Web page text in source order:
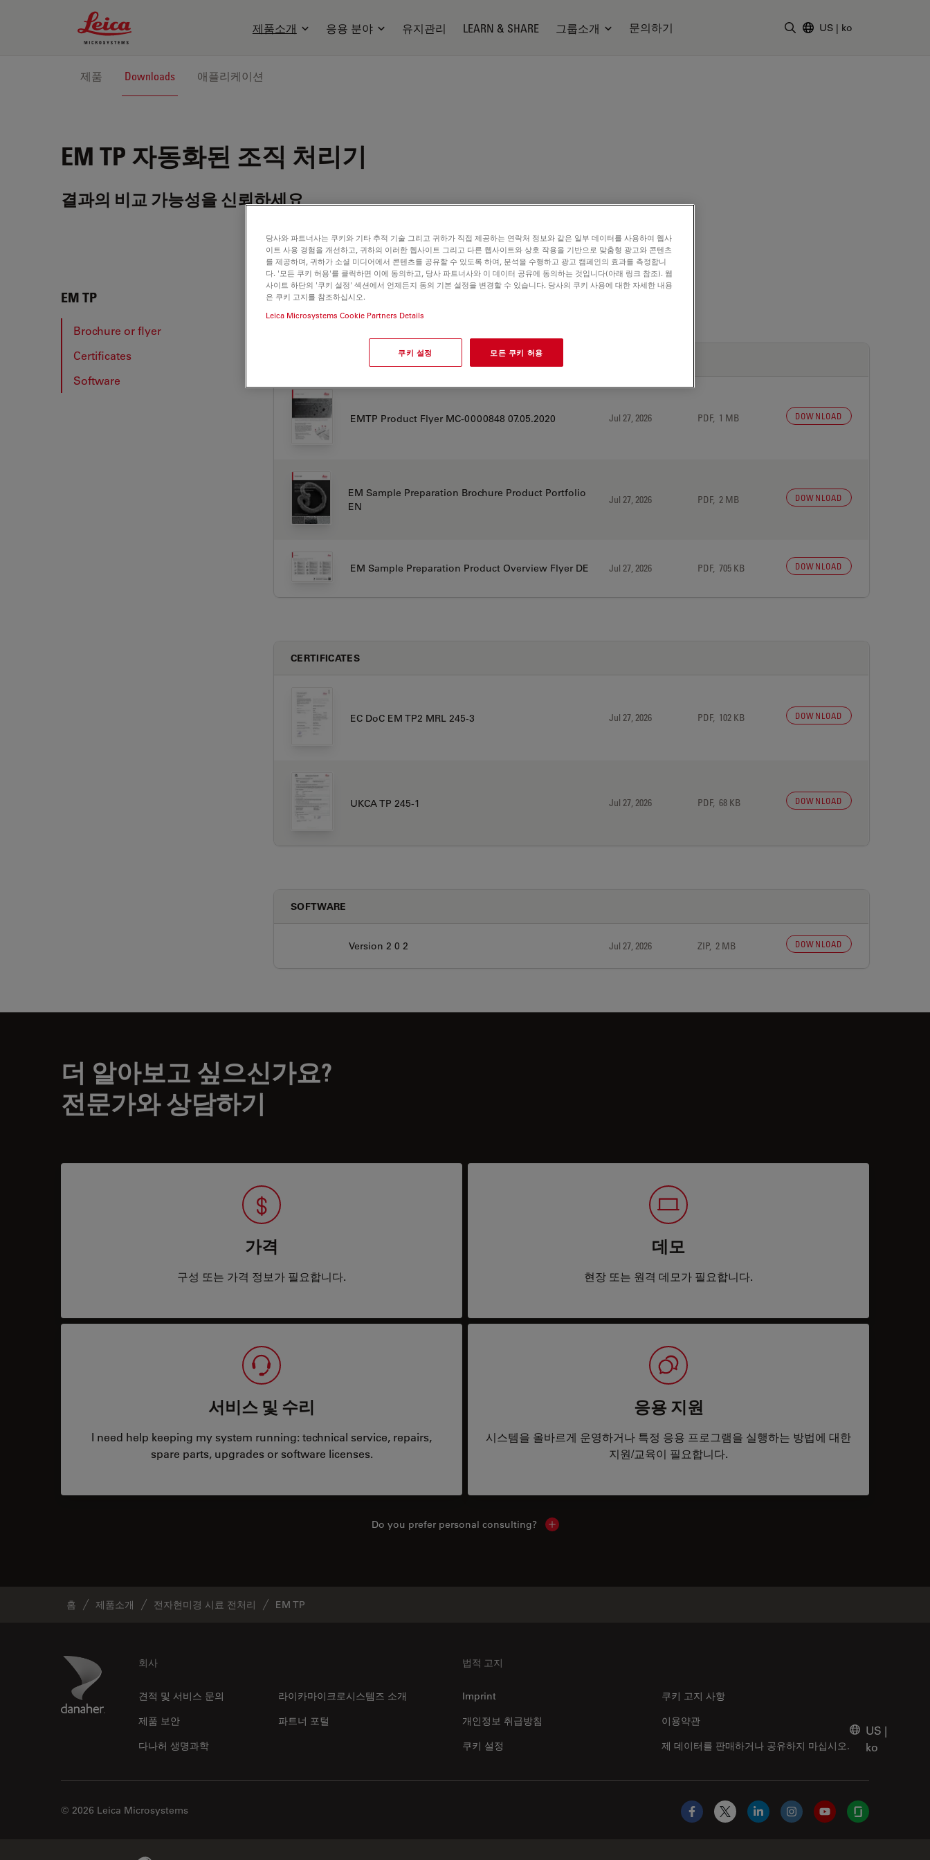
Leica Microsystems Logo
제품소개 응용 분야 유지관리 LEARN & SHARE 그룹소개 문의하기 US | ko
제품 Downloads 애플리케이션
EM TP 자동화된 조직 처리기
결과의 비교 가능성을 신뢰하세요
EM TP
Brochure or flyer
Certificates
Software
EM TP
EMTP Product Flyer MC-0000848 07.05.2020 Jul 27, 2026 PDF, 1 MB DOWNLOAD
EM Sample Preparation Brochure Product Portfolio
EN
Jul 27, 2026 PDF, 2 MB DOWNLOAD
EM Sample Preparation Product Overview Flyer DE Jul 27, 2026 PDF, 705 KB DOWNLOAD
CERTIFICATES
EC DoC EM TP2 MRL 245-3 Jul 27, 2026 PDF, 102 KB DOWNLOAD
UKCA TP 245-1 Jul 27, 2026 PDF, 68 KB DOWNLOAD
SOFTWARE
Version 2 0 2 Jul 27, 2026 ZIP, 2 MB DOWNLOAD
더 알아보고 싶으신가요?
전문가와 상담하기
가격
구성 또는 가격 정보가 필요합니다.
데모
현장 또는 원격 데모가 필요합니다.
서비스 및 수리
I need help keeping my system running: technical service, repairs,
spare parts, upgrades or software licenses.
응용 지원
시스템을 올바르게 운영하거나 특정 응용 프로그램을 실행하는 방법에 대한
지원/교육이 필요합니다.
Do you prefer personal consulting? Show local contacts
홈 제품소개 전자현미경 시료 전처리 EM TP
Danaher Logo 회사
견적 및 서비스 문의
라이카마이크로시스템즈 소개
제품 보안
파트너 포털
다나허 생명과학
법적 고지
Imprint
쿠키 고지 사항
개인정보 취급방침
제 데이터를 판매하거나 공유하지 마십시오.
이용약관
쿠키 설정
US |
ko
© 2026 Leica Microsystems
Facebook
X LinkedInInstagramYouTubeGlassdoor
당사와 파트너사는 쿠키와 기타 추적 기술 그리고 귀하가 직접 제공하는 연락처 정보와 같은 일부 데이터를 사용하여 웹사
이트 사용 경험을 개선하고, 귀하의 이러한 웹사이트 그리고 다른 웹사이트와 상호 작용을 기반으로 맞춤형 광고와 콘텐츠
를 제공하며, 귀하가 소셜 미디어에서 콘텐츠를 공유할 수 있도록 하여, 분석을 수행하고 광고 캠페인의 효과를 측정합니
다. '모든 쿠키 허용'를 클릭하면 이에 동의하고, 당사 파트너사와 이 데이터 공유에 동의하는 것입니다(아래 링크 참조). 웹
사이트 하단의 '쿠키 설정' 섹션에서 언제든지 동의 기본 설정을 변경할 수 있습니다. 당사의 쿠키 사용에 대한 자세한 내용
은 쿠키 고지를 참조하십시오.
Leica Microsystems Cookie Partners Details
쿠키 설정 모든 쿠키 허용